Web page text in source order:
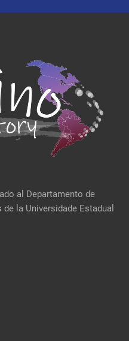
al Departamento de
la Universidade Estadual